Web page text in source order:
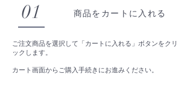
商品をカートに入れる
01
ご注文商品を選択して「カートに入れる」ボタンをクリ
ックします。
カート画面からご購入手続きにお進みください。